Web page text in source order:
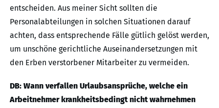
entscheiden. Aus meiner Sicht sollten die
Personalabteilungen in solchen Situationen darauf
achten, dass entsprechende Fälle gütlich gelöst werden,
um unschöne gerichtliche Auseinandersetzungen mit
den Erben verstorbener Mitarbeiter zu vermeiden.
DB: Wann verfallen Urlaubsansprüche, welche ein
Arbeitnehmer krankheitsbedingt nicht wahrnehmen